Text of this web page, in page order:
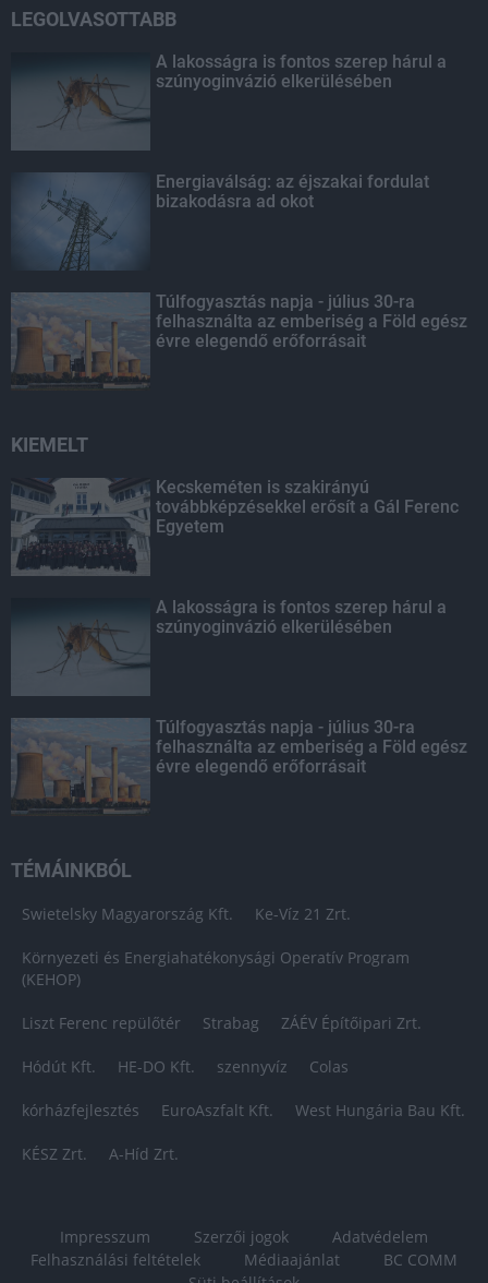
LEGOLVASOTTABB
A lakosságra is fontos szerep hárul a
szúnyoginvázió elkerülésében
Energiaválság: az éjszakai fordulat
bizakodásra ad okot
Túlfogyasztás napja - július 30-ra
felhasználta az emberiség a Föld egész
évre elegendő erőforrásait
KIEMELT
Kecskeméten is szakirányú
továbbképzésekkel erősít a Gál Ferenc
Egyetem
A lakosságra is fontos szerep hárul a
szúnyoginvázió elkerülésében
Túlfogyasztás napja - július 30-ra
felhasználta az emberiség a Föld egész
évre elegendő erőforrásait
TÉMÁINKBÓL
Swietelsky Magyarország Kft. Ke-Víz 21 Zrt.
Környezeti és Energiahatékonysági Operatív Program
(KEHOP)
Liszt Ferenc repülőtér Strabag ZÁÉV Építőipari Zrt.
Hódút Kft. HE-DO Kft. szennyvíz Colas
kórházfejlesztés EuroAszfalt Kft. West Hungária Bau Kft.
KÉSZ Zrt. A-Híd Zrt.
Impresszum Szerzői jogok
Adatvédelem
Felhasználási feltételek
Médiaajánlat
BC COMM